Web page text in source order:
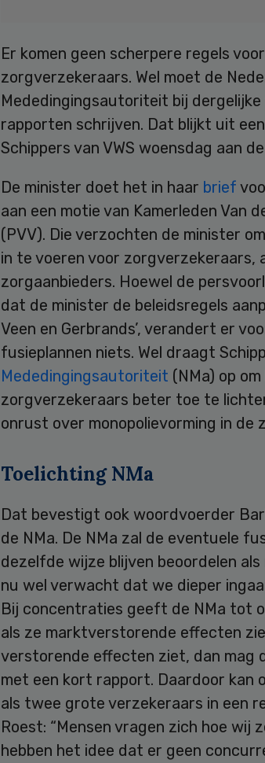
Er komen geen scherpere regels
zorgverzekeraars. Wel moet de
Mededingingsautoriteit bij
rapporten schrijven. Dat blijkt uit
Schippers van VWS woensdag aan
De minister doet het in haar brief
aan een motie van Kamerleden Van
(PVV). Die verzochten de minister
in te voeren voor zorgverzekeraars,
zorgaanbieders. Hoewel de
dat de minister de beleidsregels
Veen en Gerbrands’, verandert er
fusieplannen niets. Wel draagt
Mededingingsautoriteit (NMa) op
zorgverzekeraars beter toe te
onrust over monopolievorming in de
Toelichting NMa
Dat bevestigt ook woordvoerder
de NMa. De NMa zal de eventuele
dezelfde wijze blijven beoordelen
nu wel verwacht dat we dieper
Bij concentraties geeft de NMa tot
als ze marktverstorende effecten
verstorende effecten ziet, dan mag
met een kort rapport. Daardoor kan
als twee grote verzekeraars in een
Roest: “Mensen vragen zich hoe wij
hebben het idee dat er geen